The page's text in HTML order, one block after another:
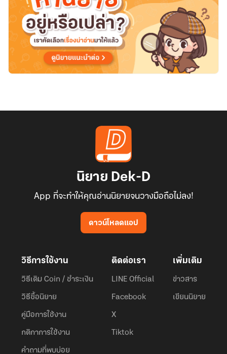
นิยาย Dek-D
App ที่จะทำให้คุณอ่านนิยายจนวางมือถือไม่ลง!
ดาวน์โหลดแอป
วิธีการใช้งาน
วิธีเติม Coin / ชำระเงิน
วิธีซื้อนิยาย
คู่มือการใช้งาน
กติกาการใช้งาน
คำถามที่พบบ่อย
ติดต่อเรา
LINE Official
Facebook
X
Tiktok
เพิ่มเติม
ข่าวสาร
เขียนนิยาย